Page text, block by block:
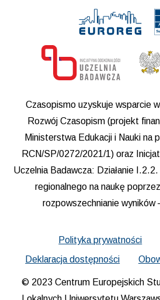
Czasopismo uzyskuje wsparcie
Rozwój Czasopism (projekt
Ministerstwa Edukacji i Nauki na
RCN/SP/0272/2021/1) oraz
Uczelnia Badawcza: Działanie
regionalnego na naukę
rozpowszechnianie wyników
Polityka prywatności
Deklaracja dostępności
© 2023 Centrum Europejskich